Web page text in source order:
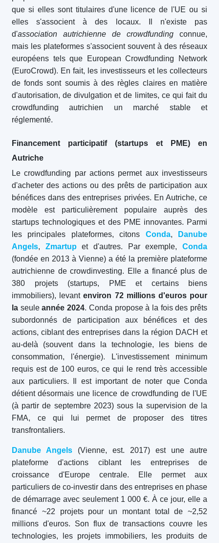
que si elles sont titulaires d'une licence de l'UE ou si
elles s'associent à des locaux. Il n'existe pas
d'association autrichienne de crowdfunding connue,
mais les plateformes s'associent souvent à des réseaux
européens tels que European Crowdfunding Network
(EuroCrowd). En fait, les investisseurs et les collecteurs
de fonds sont soumis à des règles claires en matière
d'autorisation, de divulgation et de limites, ce qui fait du
crowdfunding autrichien un marché stable et
réglementé.
Financement participatif (startups et PME) en
Autriche
Le crowdfunding par actions permet aux investisseurs
d'acheter des actions ou des prêts de participation aux
bénéfices dans des entreprises privées. En Autriche, ce
modèle est particulièrement populaire auprès des
startups technologiques et des PME innovantes. Parmi
les principales plateformes, citons Conda,
Danube
Angels, Zmartup et d'autres. Par exemple,Conda
(fondée en 2013 à Vienne) a été la première plateforme
autrichienne de crowdinvesting. Elle a financé plus de
380 projets (startups, PME et certains biens
immobiliers), levantenviron 72 millions d'euros pour
la seuleannée 2024. Conda propose à la fois des prêts
subordonnés de participation aux bénéfices et des
actions, ciblant des entreprises dans la région DACH et
au-delà (souvent dans la technologie, les biens de
consommation, l'énergie). L'investissement minimum
requis est de 100 euros, ce qui le rend très accessible
aux particuliers. Il est important de noter que Conda
détient désormais une licence de crowdfunding de l'UE
(à partir de septembre 2023) sous la supervision de la
FMA, ce qui lui permet de proposer des titres
transfrontaliers.
Danube Angels (Vienne, est. 2017) est une autre
plateforme d'actions ciblant les entreprises de
croissance d'Europe centrale. Elle permet aux
particuliers de co-investir dans des entreprises en phase
de démarrage avec seulement 1 000 €. À ce jour, elle a
financé ~22 projets pour un montant total de ~2,52
millions d'euros. Son flux de transactions couvre les
technologies, les projets immobiliers, les produits de